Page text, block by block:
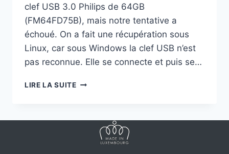
clef USB 3.0 Philips de 64GB
(FM64FD75B), mais notre tentative a
échoué. On a fait une récupération sous
Linux, car sous Windows la clef USB n’est
pas reconnue. Elle se connecte et puis se…
LIRE LA SUITERÉCUPÉRATION